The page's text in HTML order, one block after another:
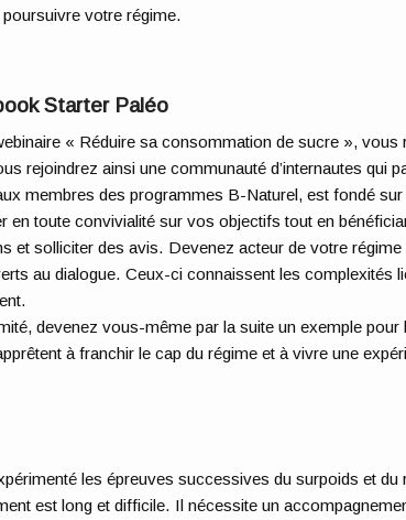
votre régime.
Starter Paléo
« Réduire sa consommation de sucre »,
rejoindrez ainsi une communauté d’internautes qui
membres des programmes B-Naturel, est fondé sur
en toute convivialité sur vos objectifs tout en
et solliciter des avis. Devenez acteur de votre
au dialogue. Ceux-ci connaissent les complexités
devenez vous-même par la suite un exemple
à franchir le cap du régime et à vivre une
les épreuves successives du surpoids et
est long et difficile. Il nécessite un